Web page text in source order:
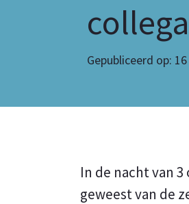
Gepubliceerd op:
In de nacht van
geweest van de